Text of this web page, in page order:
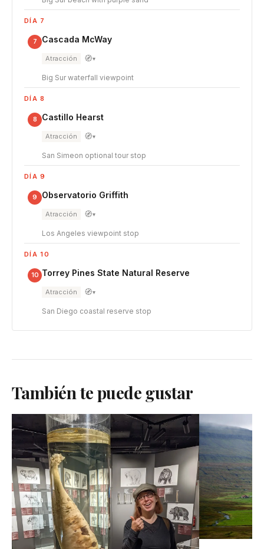
DÍA 7
7 Cascada McWay
Atracción 🧭▾
Big Sur waterfall viewpoint
DÍA 8
8 Castillo Hearst
Atracción 🧭▾
San Simeon optional tour stop
DÍA 9
9 Observatorio Griffith
Atracción 🧭▾
Los Angeles viewpoint stop
DÍA 10
10 Torrey Pines State Natural Reserve
Atracción 🧭▾
San Diego coastal reserve stop
También te puede gustar